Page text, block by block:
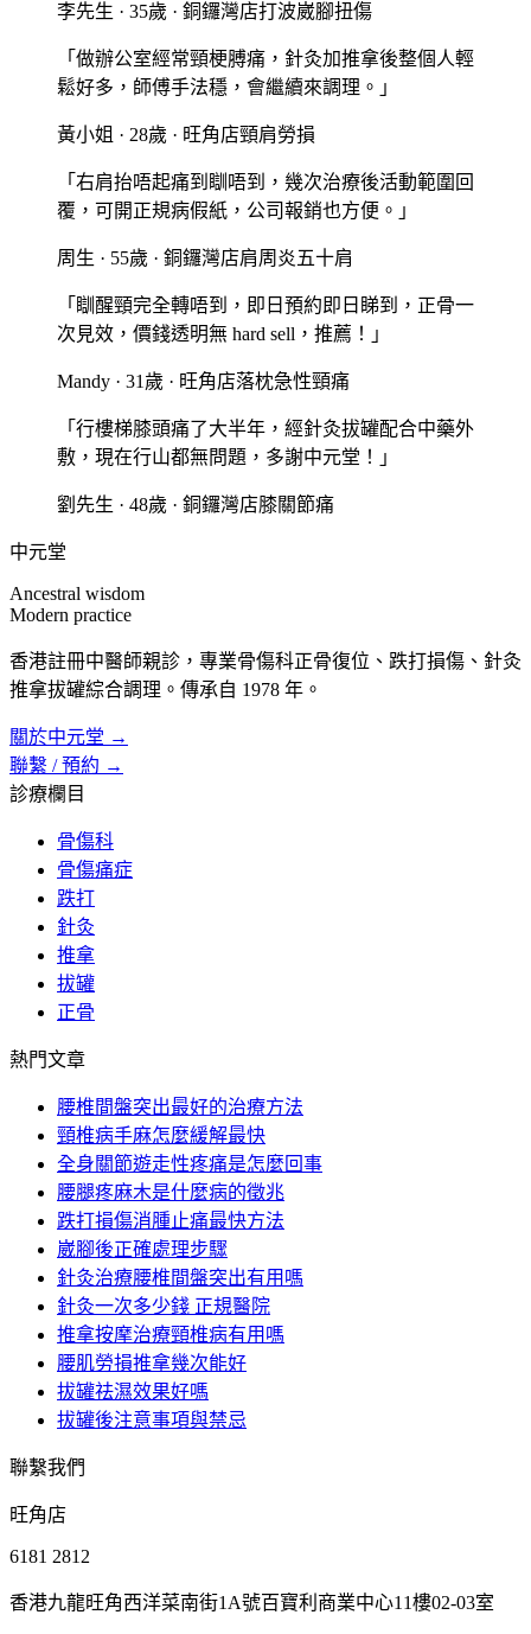
李先生 · 35歲 · 銅鑼灣店打波崴腳扭傷
「 做辦公室經常頸梗膊痛，針灸加推拿後整個人輕
鬆好多，師傅手法穩，會繼續來調理。 」
黃小姐 · 28歲 · 旺角店頸肩勞損
「 右肩抬唔起痛到瞓唔到，幾次治療後活動範圍回
覆，可開正規病假紙，公司報銷也方便。 」
周生 · 55歲 · 銅鑼灣店肩周炎五十肩
「 瞓醒頸完全轉唔到，即日預約即日睇到，正骨一
次見效，價錢透明無 hard sell，推薦！
」
Mandy · 31歲 · 旺角店落枕急性頸痛
「 行樓梯膝頭痛了大半年，經針灸拔罐配合中藥外
敷，現在行山都無問題，多謝中元堂！
」
劉先生 · 48歲 · 銅鑼灣店膝關節痛
中元堂
Ancestral wisdom
Modern practice
香港註冊中醫師親診，專業骨傷科正骨復位、跌打損傷、針灸
推拿拔罐綜合調理。傳承自 1978 年。
關於中元堂 →
聯繫 / 預約 →
診療欄目
骨傷科
骨傷痛症
跌打
針灸
推拿
拔罐
正骨
熱門文章
腰椎間盤突出最好的治療方法
頸椎病手麻怎麼緩解最快
全身關節遊走性疼痛是怎麼回事
腰腿疼麻木是什麼病的徵兆
跌打損傷消腫止痛最快方法
崴腳後正確處理步驟
針灸治療腰椎間盤突出有用嗎
針灸一次多少錢 正規醫院
推拿按摩治療頸椎病有用嗎
腰肌勞損推拿幾次能好
拔罐祛濕效果好嗎
拔罐後注意事項與禁忌
聯繫我們
旺角店
6181 2812
香港九龍旺角西洋菜南街1A號百寶利商業中心11樓02-03室